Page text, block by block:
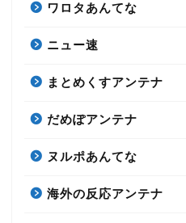
ワロタあんてな
ニュー速
まとめくすアンテナ
だめぽアンテナ
ヌルポあんてな
海外の反応アンテナ